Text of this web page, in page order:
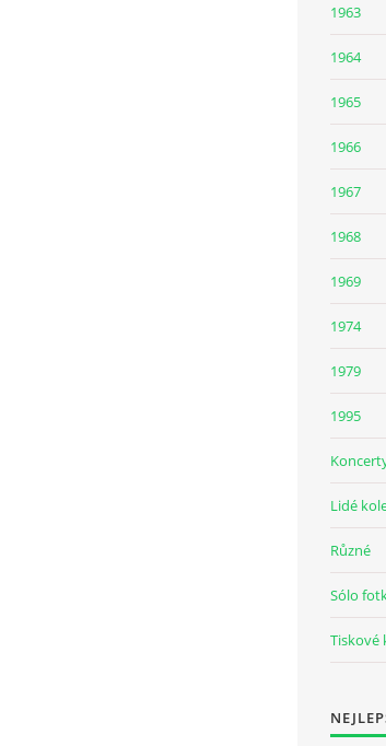
1963
1964
1965
1966
1967
1968
1969
1974
1979
1995
Lidé
Různé
Sólo
Tiskové